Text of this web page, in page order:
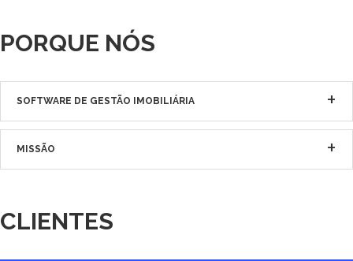
PORQUE NÓS
SOFTWARE DE GESTÃO IMOBILIÁRIA
MISSÃO
CLIENTES